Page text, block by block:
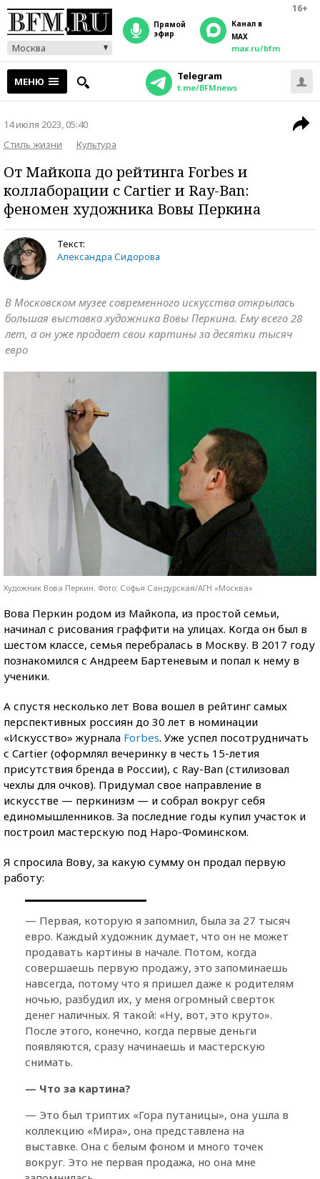
16+
Москва
прямой
эфир
Канал в
MAX
max.ru/bfm
МЕНЮ Telegram
t.me/BFMnews
14 июля 2023, 05:40
Стиль жизни
Культура
От Майкопа до рейтинга Forbes и
коллаборации с Cartier и Ray-Ban:
феномен художника Вовы Перкина
Текст:
Александра Сидорова
В Московском музее современного искусства открылась
большая выставка художника Вовы Перкина. Ему всего 28
лет, а он уже продает свои картины за десятки тысяч
евро
Художник Вова Перкин. Фото: Софья Сандурская/АГН «Москва»
Вова Перкин родом из Майкопа, из простой семьи,
начинал с рисования граффити на улицах. Когда он был в
шестом классе, семья перебралась в Москву. В 2017 году
познакомился с Андреем Бартеневым и попал к нему в
ученики.
А спустя несколько лет Вова вошел в рейтинг самых
перспективных россиян до 30 лет в номинации
«Искусство» журнала Forbes. Уже успел посотрудничать
с Cartier (оформлял вечеринку в честь 15-летия
присутствия бренда в России), с Ray-Ban (стилизовал
чехлы для очков). Придумал свое направление в
искусстве — перкинизм — и собрал вокруг себя
единомышленников. За последние годы купил участок и
построил мастерскую под Наро-Фоминском.
Я спросила Вову, за какую сумму он продал первую
работу:
— Первая, которую я запомнил, была за 27 тысяч
евро. Каждый художник думает, что он не может
продавать картины в начале. Потом, когда
совершаешь первую продажу, это запоминаешь
навсегда, потому что я пришел даже к родителям
ночью, разбудил их, у меня огромный сверток
денег наличных. Я такой: «Ну, вот, это круто».
После этого, конечно, когда первые деньги
появляются, сразу начинаешь и мастерскую
снимать.
— Что за картина?
— Это был триптих «Гора путаницы», она ушла в
коллекцию «Мира», она представлена на
выставке. Она с белым фоном и много точек
вокруг. Это не первая продажа, но она мне